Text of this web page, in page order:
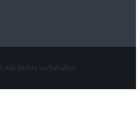
Alle Rechte vorbehalten.